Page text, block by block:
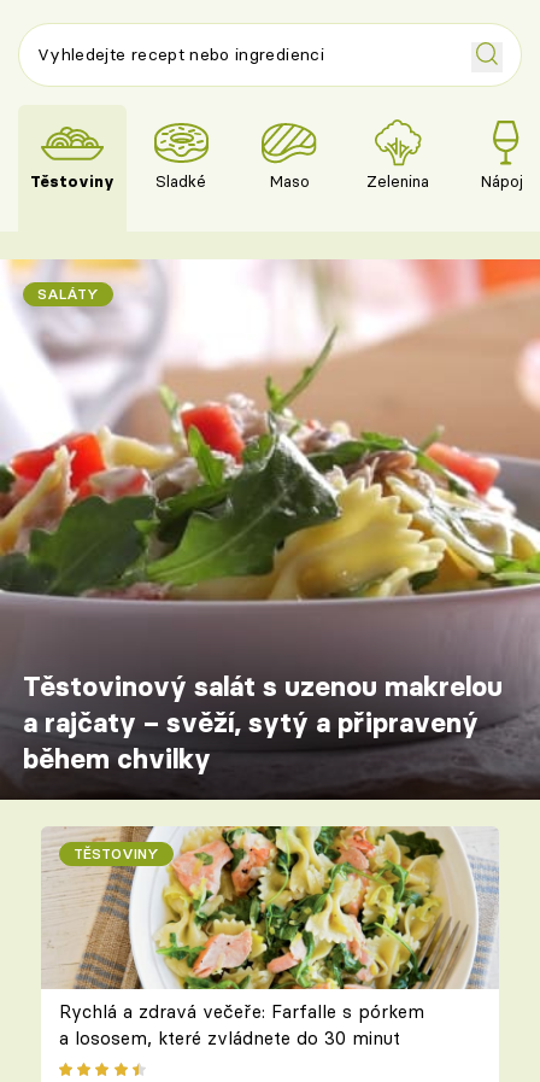
Těstoviny Sladké Maso Zelenina Nápoje
SALÁTY
Těstovinový salát s uzenou makrelou
a rajčaty – svěží, sytý a připravený
během chvilky
TĚSTOVINY
Rychlá a zdravá večeře: Farfalle s pórkem
a lososem, které zvládnete do 30 minut